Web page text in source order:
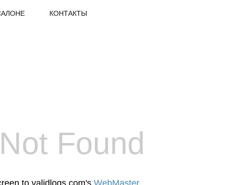
КОНТАКТЫ
Not Found
to validlogs.com's WebMaster.